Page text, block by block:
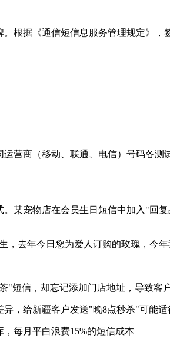
根据《通信短信息服务管理规定》
营商（移动、联通、电信）号码各
某宠物店在会员生日短信中加入"回
去年今日您为爱人订购的玫瑰，今
"短信，却忘记添加门店地址，导致客
，给新疆客户发送"晚8点秒杀"可能适
每月平白浪费15%的短信成本